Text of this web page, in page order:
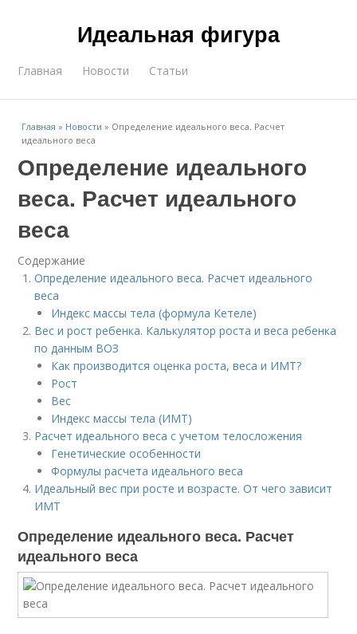
Идеальная фигура
Главная Новости Статьи
Главная » Новости » Определение идеального веса. Расчет
идеального веса
Определение идеального
веса. Расчет идеального
веса
Содержание
Определение идеального веса. Расчет идеального
веса
Индекс массы тела (формула Кетеле)
Вес и рост ребенка. Калькулятор роста и веса ребенка
по данным ВОЗ
Как производится оценка роста, веса и ИМТ?
Рост
Вес
Индекс массы тела (ИМТ)
Расчет идеального веса с учетом телосложения
Генетические особенности
Формулы расчета идеального веса
Идеальный вес при росте и возрасте. От чего зависит
ИМТ
Определение идеального веса. Расчет
идеального веса